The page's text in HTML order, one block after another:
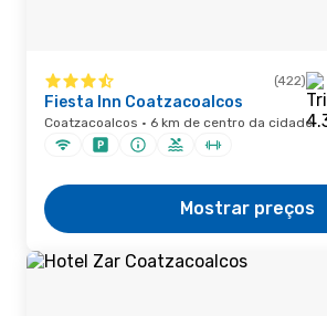
(422)
Fiesta Inn Coatzacoalcos
Coatzacoalcos · 6 km de centro da cidade
Mostrar preços